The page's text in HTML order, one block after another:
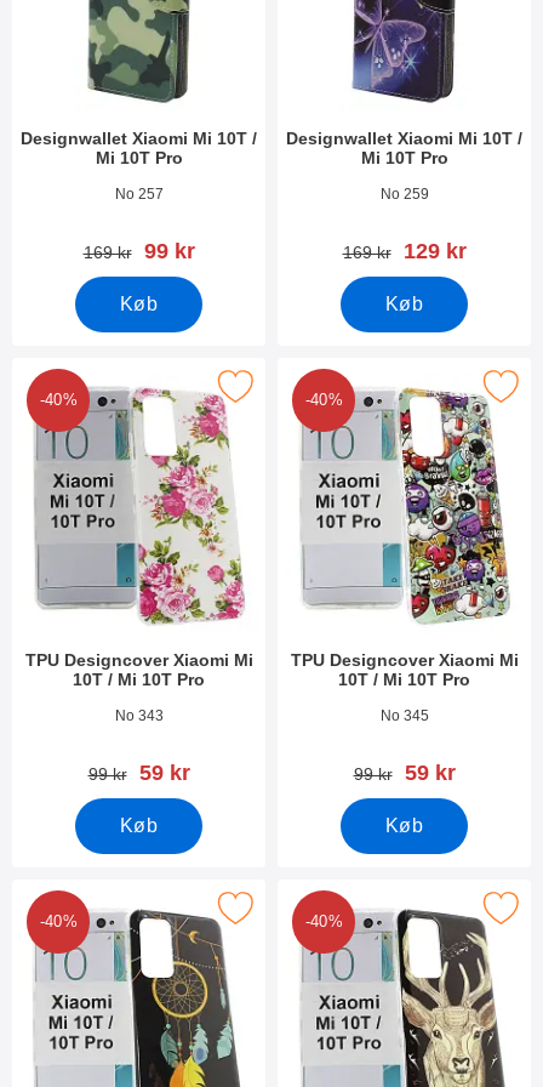
Designwallet Xiaomi Mi 10T /
Mi 10T Pro
Varenr 38606No 257
pris
169 kr pris
99 kr
Køb
Designwallet Xiaomi Mi 10T /
Mi 10T Pro
Varenr 38605No 259
pris
169 kr pris
129 kr
Køb
-40%
TPU Designcover Xiaomi Mi
10T / Mi 10T Pro
Varenr 38572No 343
pris
99 kr pris
59 kr
Køb
tPU Designcover Xiaomi Mi 10T / Mi 10T Pro som favorit
-40%
TPU Designcover Xiaomi Mi
10T / Mi 10T Pro
Varenr 38571No 345
pris
99 kr pris
59 kr
Køb
Marker tPU Designcover Xiaomi Mi
-40%
tPU Designcover Xiaomi Mi 10T / Mi 10T Pro som favorit
-40%
Marker tPU Designcover Xiaomi Mi